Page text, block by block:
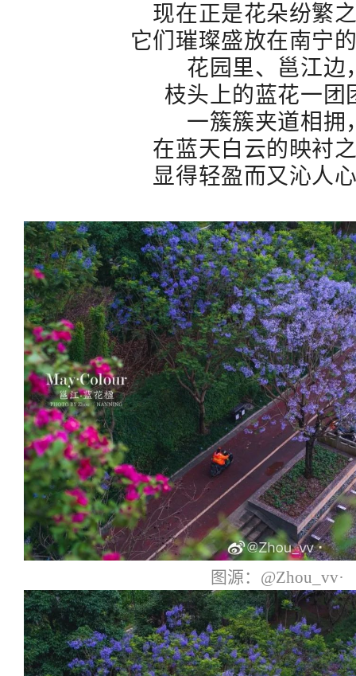
现在正是花朵纷繁
它们璀璨盛放在南宁
花园里、邕江边
枝头上的蓝花一团
一簇簇夹道相拥
在蓝天白云的映衬
显得轻盈而又沁人
图源：@Zhou_vv·